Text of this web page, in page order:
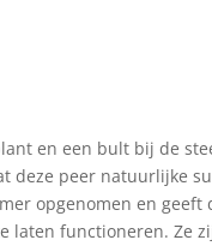
en een bult bij de
deze peer natuurlijke
opgenomen en geeft
laten functioneren. Ze